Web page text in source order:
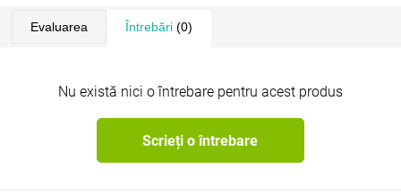
Evaluarea Întrebări(0)
Nu există nici o întrebare pentru acest produs
Scrieți o întrebare